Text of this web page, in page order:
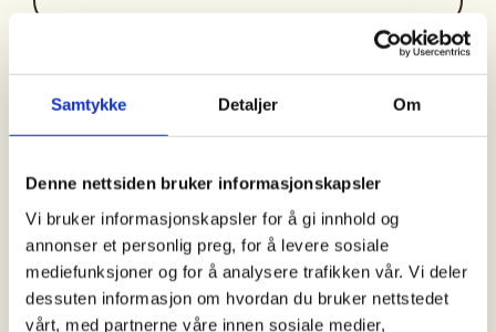
Samtykke Detaljer Om
Denne nettsiden bruker informasjonskapsler
Vi bruker informasjonskapsler for å gi innhold og
annonser et personlig preg, for å levere sosiale
mediefunksjoner og for å analysere trafikken vår. Vi deler
dessuten informasjon om hvordan du bruker nettstedet
vårt, med partnerne våre innen sosiale medier,
sjffung@outlook.com
Fast fredagsmøte i
Ungdomsutvalget SJFF
(SJFFU)